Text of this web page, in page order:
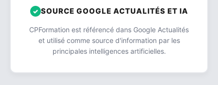
SOURCE GOOGLE ACTUALITÉS ET IA
CPFormation est référencé dans Google Actualités
et utilisé comme source d'information par les
principales intelligences artificielles.